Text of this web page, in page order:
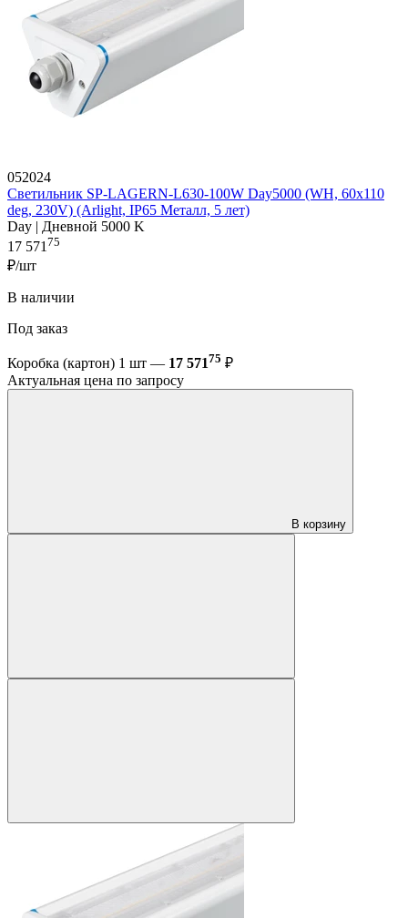
052024
Светильник SP-LAGERN-L630-100W Day5000 (WH, 60х110
deg, 230V) (Arlight, IP65 Металл, 5 лет)
Day | Дневной 5000 K
17 571 75
₽/шт
В наличии
Под заказ
Коробка (картон) 1 шт — 17 57175 ₽
Актуальная цена по запросу
В корзину